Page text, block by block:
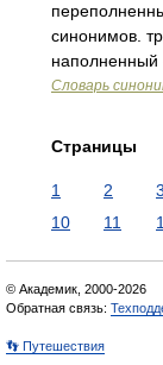
синонимов.
наполненный
Словарь
Страницы
1 2 3
10
11
© Академик, 2000-2026
Обратная связь:
👣 Путешествия